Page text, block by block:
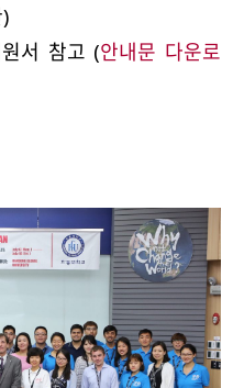
서 참고 (안내문 다운로